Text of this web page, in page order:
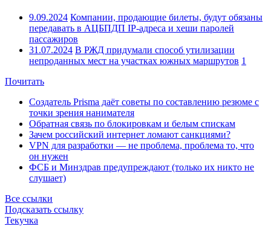
9.09.2024 Компании, продающие билеты, будут обязаны
передавать в АЦБПДП IP-адреса и хеши паролей
пассажиров
31.07.2024 В РЖД придумали способ утилизации
непроданных мест на участках южных маршрутов 1
Почитать
Создатель Prisma даёт советы по составлению резюме с
точки зрения нанимателя
Обратная связь по блокировкам и белым спискам
Зачем российский интернет ломают санкциями?
VPN для разработки — не проблема, проблема то, что
он нужен
ФСБ и Минздрав предупреждают (только их никто не
слушает)
Все ссылки
Подсказать ссылку
Текучка